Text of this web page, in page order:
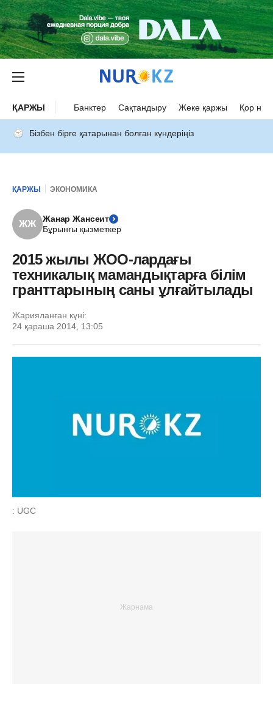
ҚАРЖЫ Банктер Сақтандыру Жеке қаржы Қор
Бізбен бірге қатарынан болған күндеріңіз
ҚАРЖЫ ЭКОНОМИКА
ЖЖ
Жанар Жансеит
Бұрынғы қызметкер
2015 жылы ЖОО-лардағы
техникалық мамандықтарға білім
гранттарының саны ұлғайтылады
Жарияланған күні:
24 қараша 2014, 13:05
: UGC